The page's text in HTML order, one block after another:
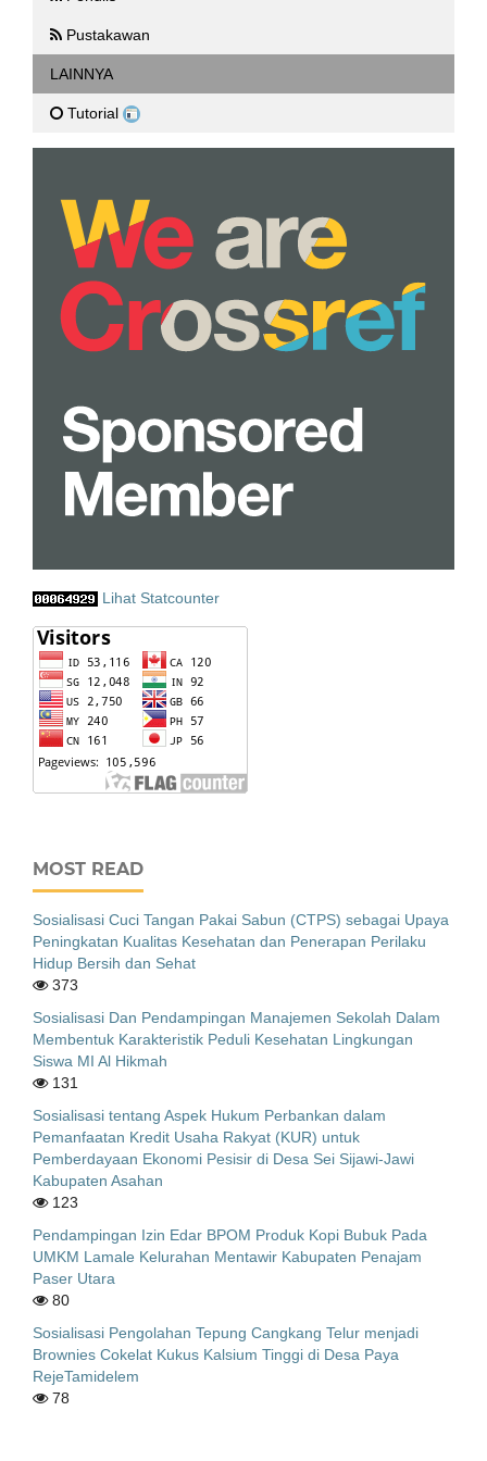
Pustakawan
LAINNYA
Tutorial
Lihat Statcounter
MOST READ
Sosialisasi Cuci Tangan Pakai Sabun (CTPS) sebagai Upaya
Peningkatan Kualitas Kesehatan dan Penerapan Perilaku
Hidup Bersih dan Sehat
373
Sosialisasi Dan Pendampingan Manajemen Sekolah Dalam
Membentuk Karakteristik Peduli Kesehatan Lingkungan
Siswa MI Al Hikmah
131
Sosialisasi tentang Aspek Hukum Perbankan dalam
Pemanfaatan Kredit Usaha Rakyat (KUR) untuk
Pemberdayaan Ekonomi Pesisir di Desa Sei Sijawi-Jawi
Kabupaten Asahan
123
Pendampingan Izin Edar BPOM Produk Kopi Bubuk Pada
UMKM Lamale Kelurahan Mentawir Kabupaten Penajam
Paser Utara
80
Sosialisasi Pengolahan Tepung Cangkang Telur menjadi
Brownies Cokelat Kukus Kalsium Tinggi di Desa Paya
RejeTamidelem
78